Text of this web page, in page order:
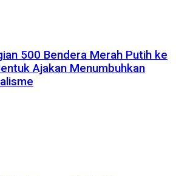
500 Bendera Merah Putih ke
Ajakan Menumbuhkan